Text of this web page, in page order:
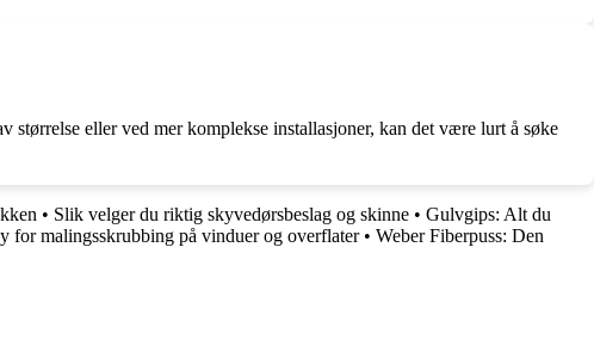
størrelse eller ved mer komplekse installasjoner, kan det være lurt å søke
• Slik velger du riktig skyvedørsbeslag og skinne • Gulvgips: Alt du
for malingsskrubbing på vinduer og overflater• Weber Fiberpuss: Den